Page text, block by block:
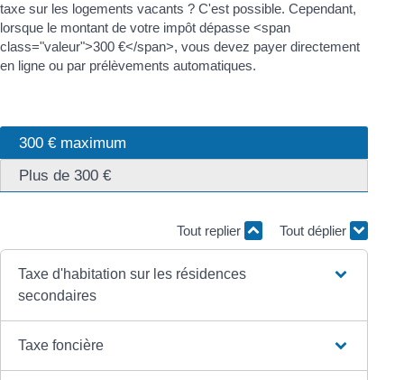
taxe sur les logements vacants ? C'est possible. Cependant,
lorsque le montant de votre impôt dépasse <span
class="valeur">300 €</span>, vous devez payer directement
en ligne ou par prélèvements automatiques.
300 € maximum
Plus de 300 €
Tout replier Tout déplier
Taxe d'habitation sur les résidences
secondaires
Taxe foncière